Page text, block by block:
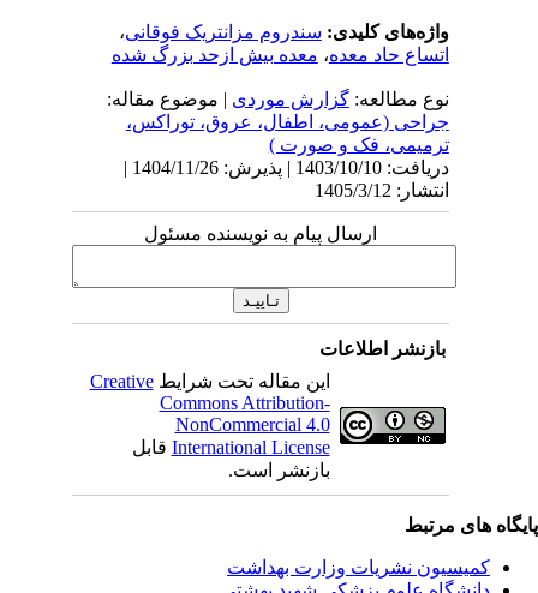
واژه‌های کلیدی:سندروم مزانتریک فوقانی،
اتساع حاد معده،معده بیش از‌حد بزرگ شده
نوع مطالعه:گزارش موردی| موضوع مقاله:
جراحی (عمومی، اطفال، عروق، توراکس،
ترمیمی، فک و صورت )
دریافت: 1403/10/10 | پذیرش: 1404/11/26 |
انتشار: 1405/3/12
ارسال پیام به نویسنده مسئول
بازنشر اطلاعات
این مقاله تحت شرایطCreative
Commons Attribution-
NonCommercial 4.0
International Licenseقابل
بازنشر است.
های مرتبط
کمیسیون نشریات وزارت بهداشت